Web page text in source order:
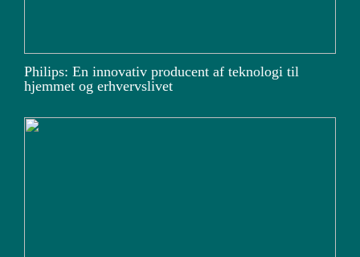
Philips: En innovativ producent af teknologi til
hjemmet og erhvervslivet